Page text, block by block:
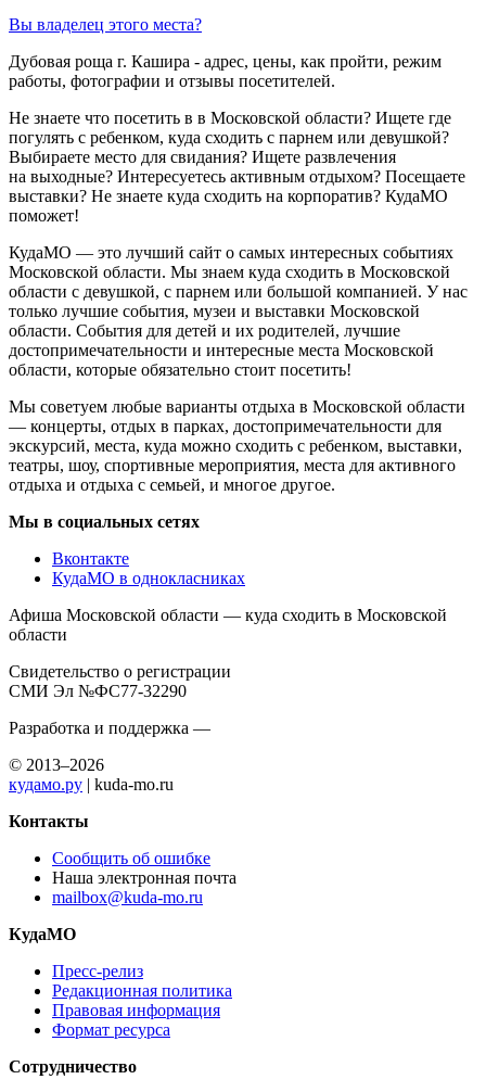
Вы владелец этого места?
Дубовая роща г. Кашира - адрес, цены, как пройти, режим
работы, фотографии и отзывы посетителей.
Не знаете что посетить в в Московской области? Ищете где
погулять с ребенком, куда сходить с парнем или девушкой?
Выбираете место для свидания? Ищете развлечения
на выходные? Интересуетесь активным отдыхом? Посещаете
выставки? Не знаете куда сходить на корпоратив? КудаМО
поможет!
КудаМО — это лучший сайт о самых интересных событиях
Московской области. Мы знаем куда сходить в Московской
области с девушкой, с парнем или большой компанией. У нас
только лучшие события, музеи и выставки Московской
области. События для детей и их родителей, лучшие
достопримечательности и интересные места Московской
области, которые обязательно стоит посетить!
Мы советуем любые варианты отдыха в Московской области
— концерты, отдых в парках, достопримечательности для
экскурсий, места, куда можно сходить с ребенком, выставки,
театры, шоу, спортивные мероприятия, места для активного
отдыха и отдыха с семьей, и многое другое.
Мы в социальных сетях
Вконтакте
КудаМО в однокласниках
Афиша Московской области — куда сходить в Московской
области
Свидетельство о регистрации
СМИ Эл №ФС77-32290
Разработка и поддержка —
© 2013–2026
кудамо.ру | kuda-mo.ru
Контакты
Сообщить об ошибке
Наша электронная почта
mailbox@kuda-mo.ru
КудаМО
Пресс-релиз
Редакционная политика
Правовая информация
Формат ресурса
Сотрудничество